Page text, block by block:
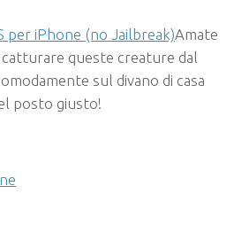
per iPhone (no Jailbreak)Amate
queste creature dal
sul divano di casa
posto giusto!